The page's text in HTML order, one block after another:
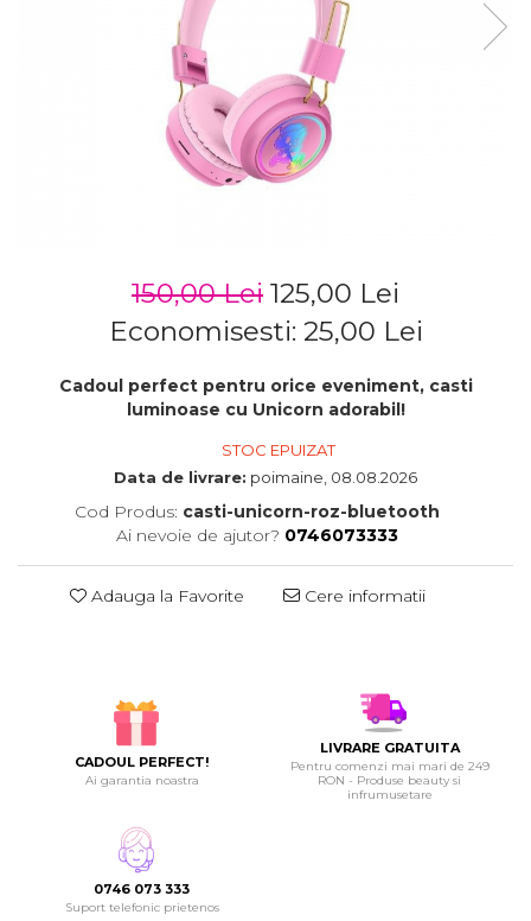
150,00 Lei 125,00 Lei
Economisesti: 25,00 Lei
Cadoul perfect pentru orice eveniment, casti
luminoase cu Unicorn adorabil!
STOC EPUIZAT
Data de livrare: poimaine, 08.08.2026
Cod Produs: casti-unicorn-roz-bluetooth
Ai nevoie de ajutor? 0746073333
Adauga la Favorite Cere informatii
CADOUL PERFECT!
Ai garantia noastra
LIVRARE GRATUITA
Pentru comenzi mai mari de 249
RON - Produse beauty si
infrumusetare
0746 073 333
Suport telefonic prietenos